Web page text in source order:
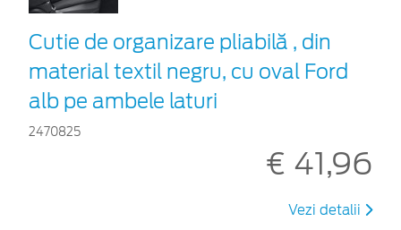
Cutie de organizare pliabilă , din
material textil negru, cu oval Ford
alb pe ambele laturi
2470825
€ 41,96
Vezi detalii